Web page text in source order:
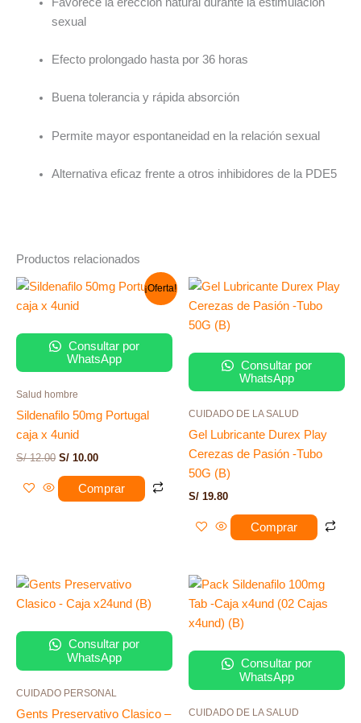
sexual
Efecto prolongado hasta por 36 horas
Buena tolerancia y rápida absorción
Permite mayor espontaneidad en la relación sexual
Alternativa eficaz frente a otros inhibidores de la PDE5
Productos relacionados
¡Oferta!
Consultar por
WhatsApp
Salud hombre
Sildenafilo 50mg Portugal
caja x 4unid
S/12.00
El
original
S/ 10.00
El
precio
Comprar
Consultar por
WhatsApp
CUIDADO DE LA SALUD
Gel Lubricante Durex Play
Cerezas de Pasión -Tubo
50G (B)
S/ 19.80
Comprar
Consultar por
WhatsApp
CUIDADO PERSONAL
Gents Preservativo Clasico –
Consultar por
WhatsApp
CUIDADO DE LA SALUD